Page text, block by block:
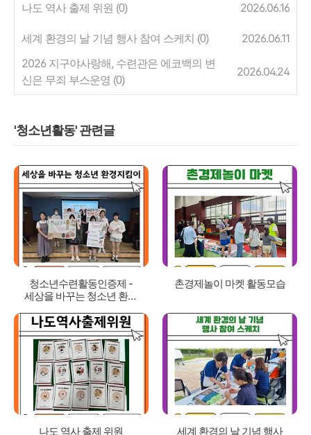
나도 역사 출제 위원 (0) 2026.06.16
세계 환경의 날 기념 행사 참여 스케치 (0)
2026.06.11
2026 지구야사랑해, 수련관은 에코백의 변
신은 무죄 부스운영 (0)
2026.04.24
'청소년활동' 관련글
청소년수련활동인증제 -
세상을 바꾸는 청소년 환경
촌경제놀이 마켓 활동모습
나도 역사 출제 위원 세계 환경의 날 기념 행사